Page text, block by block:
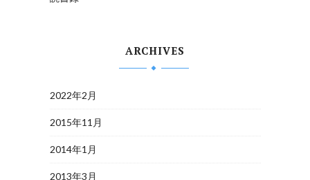
ARCHIVES
2022年2月
2015年11月
2014年1月
2013年3月